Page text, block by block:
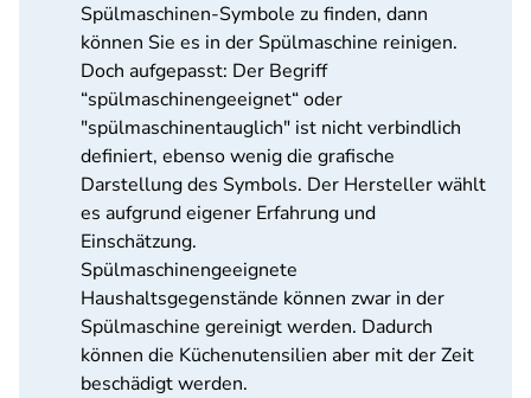
Spülmaschinen-Symbole zu finden, dann
können Sie es in der Spülmaschine reinigen.
Doch aufgepasst: Der Begriff
“spülmaschinengeeignet“ oder
"spülmaschinentauglich" ist nicht verbindlich
definiert, ebenso wenig die grafische
Darstellung des Symbols. Der Hersteller wählt
es aufgrund eigener Erfahrung und
Einschätzung.
Spülmaschinengeeignete
Haushaltsgegenstände können zwar in der
Spülmaschine gereinigt werden. Dadurch
können die Küchenutensilien aber mit der Zeit
beschädigt werden.